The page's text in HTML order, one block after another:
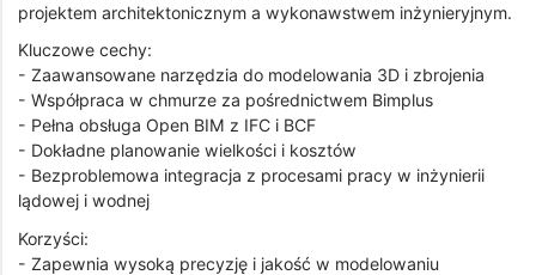
projektem architektonicznym a wykonawstwem inżynieryjnym.
Kluczowe cechy:
- Zaawansowane narzędzia do modelowania 3D i zbrojenia
- Współpraca w chmurze za pośrednictwem Bimplus
- Pełna obsługa Open BIM z IFC i BCF
- Dokładne planowanie wielkości i kosztów
- Bezproblemowa integracja z procesami pracy w inżynierii
lądowej i wodnej
Korzyści:
- Zapewnia wysoką precyzję i jakość w modelowaniu